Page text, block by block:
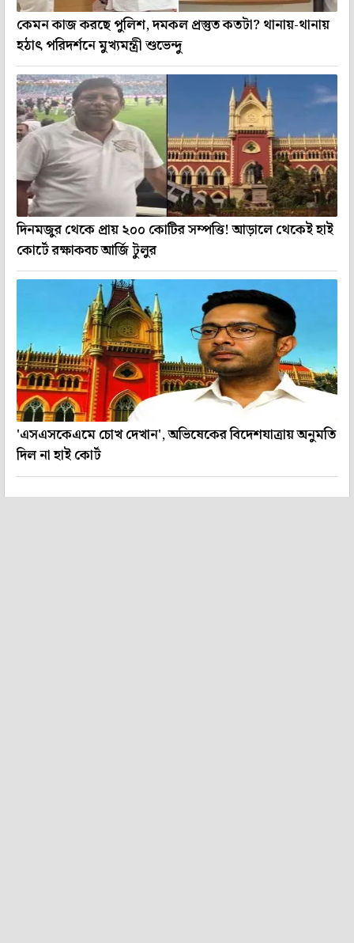
কেমন কাজ করছে পুলিশ, দমকল প্রস্তুত কতটা? থানায়-থানায়
হঠাৎ পরিদর্শনে মুখ্যমন্ত্রী শুভেন্দু
দিনমজুর থেকে প্রায় ২০০ কোটির সম্পত্তি! আড়ালে থেকেই হাই
কোর্টে রক্ষাকবচ আর্জি টুলুর
'এসএসকেএমে চোখ দেখান', অভিষেকের বিদেশযাত্রায় অনুমতি
দিল না হাই কোর্ট